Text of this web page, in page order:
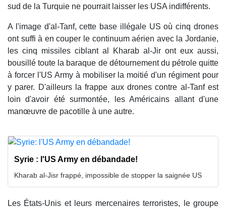
sud de la Turquie ne pourrait laisser les USA indifférents.
A l'image d'al-Tanf, cette base illégale US où cinq drones
ont suffi à en couper le continuum aérien avec la Jordanie,
les cinq missiles ciblant al Kharab al-Jir ont eux aussi,
bousillé toute la baraque de détournement du pétrole quitte
à forcer l'US Army à mobiliser la moitié d'un régiment pour
y parer. D'ailleurs la frappe aux drones contre al-Tanf est
loin d'avoir été surmontée, les Américains allant d'une
manœuvre de pacotille à une autre.
Syrie : l'US Army en débandade!
Kharab al-Jisr frappé, impossible de stopper la saignée US
Les États-Unis et leurs mercenaires terroristes, le groupe